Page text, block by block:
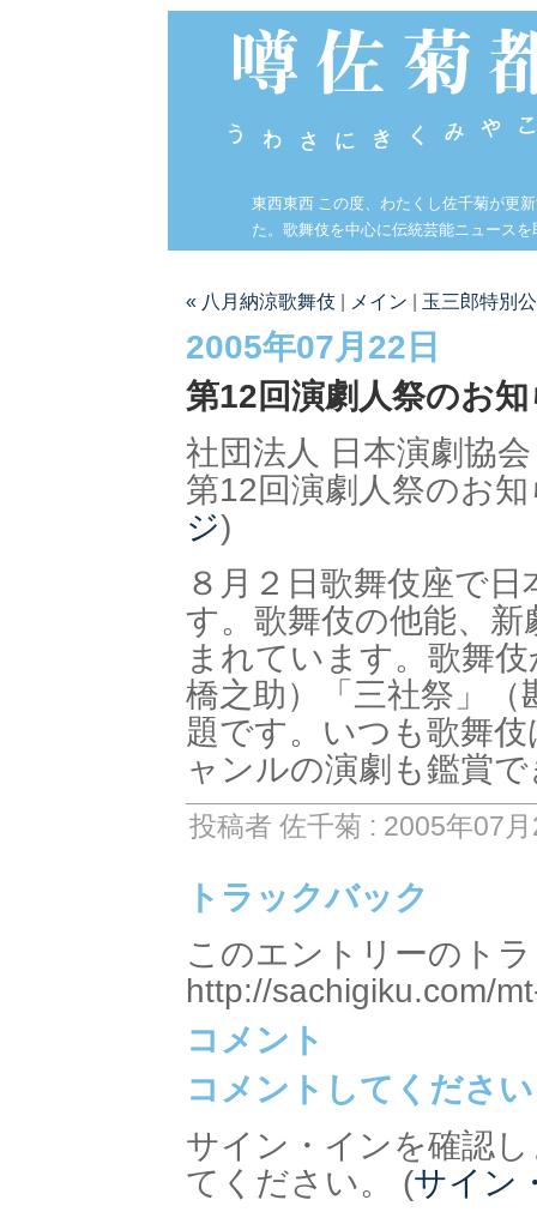
東西東西 この度、わたくし佐千菊が更
た。歌舞伎を中心に伝統芸能ニュース
« 八月納涼歌舞伎 メイン 玉三郎特別
2005年07月22日
第12回演劇人祭のお
社団法人 日本演劇協
第12回演劇人祭のお
ジ)
８月２日歌舞伎座で
す。歌舞伎の他能、
まれています。歌舞
橋之助）「三社祭」（
題です。いつも歌舞
ャンルの演劇も鑑賞
投稿者 佐千菊 : 2005年07
トラックバック
このエントリーのト
http://sachigiku.com/
コメント
コメントしてください
サイン・インを確認
てください。 (サイン